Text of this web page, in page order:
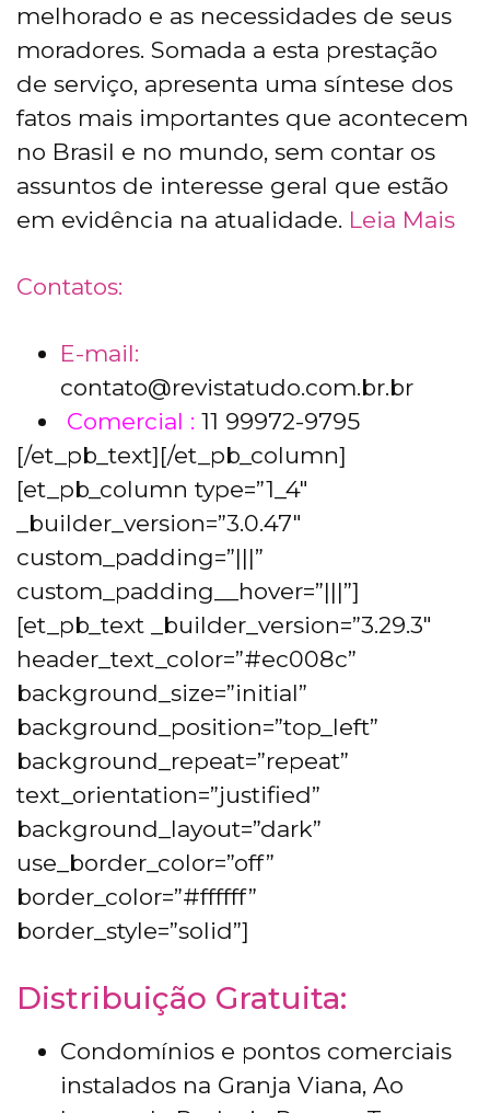
melhorado e as necessidades de seus
moradores. Somada a esta prestação
de serviço, apresenta uma síntese dos
fatos mais importantes que acontecem
no Brasil e no mundo, sem contar os
assuntos de interesse geral que estão
em evidência na atualidade. Leia Mais
Contatos:
E-mail:
contato@revistatudo.com.br.br
Comercial : 11 99972-9795
[/et_pb_text][/et_pb_column]
[et_pb_column type=”1_4″
_builder_version=”3.0.47″
custom_padding=”|||”
custom_padding__hover=”|||”]
[et_pb_text _builder_version=”3.29.3″
header_text_color=”#ec008c”
background_size=”initial”
background_position=”top_left”
background_repeat=”repeat”
text_orientation=”justified”
background_layout=”dark”
use_border_color=”off”
border_color=”#ffffff”
border_style=”solid”]
Distribuição Gratuita:
Condomínios e pontos comerciais
instalados na Granja Viana, Ao